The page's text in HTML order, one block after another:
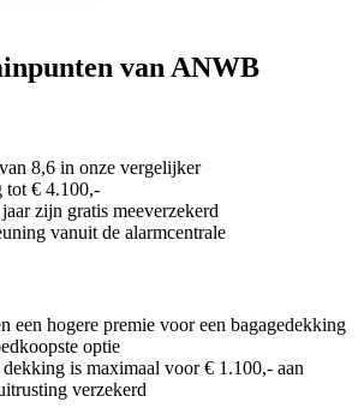
van ANWB
8,6 in onze vergelijker
tot € 4.100,-
zijn gratis meeverzekerd
vanuit de alarmcentrale
een hogere premie voor een bagagedekking
optie
dekking is maximaal voor € 1.100,- aan
verzekerd